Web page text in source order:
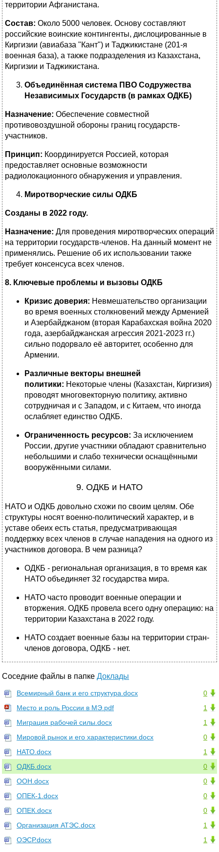
территории Афганистана.
Состав: Около 5000 человек. Основу составляют
российские воинские контингенты, дислоцированные в
Киргизии (авиабаза "Кант") и Таджикистане (201-я
военная база), а также подразделения из Казахстана,
Киргизии и Таджикистана.
Объединённая система ПВО Содружества
Независимых Государств (в рамках ОДКБ)
Назначение: Обеспечение совместной
противовоздушной обороны границ государств-
участников.
Принцип: Координируется Россией, которая
предоставляет основные возможности
радиолокационного обнаружения и управления.
Миротворческие силы ОДКБ
Созданы в 2022 году.
Назначение: Для проведения миротворческих операций
на территории государств-членов. На данный момент не
применялись. Решение об их использовании также
требует консенсуса всех членов.
8. Ключевые проблемы и вызовы ОДКБ
Кризис доверия: Невмешательство организации
во время военных столкновений между Арменией
и Азербайджаном (вторая Карабахская война 2020
года, азербайджанская агрессия 2021-2023 гг.)
сильно подорвало её авторитет, особенно для
Армении.
Различные векторы внешней
политики: Некоторые члены (Казахстан, Киргизия)
проводят многовекторную политику, активно
сотрудничая и с Западом, и с Китаем, что иногда
ослабляет единство ОДКБ.
Ограниченность ресурсов: За исключением
России, другие участники обладают сравнительно
небольшими и слабо технически оснащёнными
вооружёнными силами.
9. ОДКБ и НАТО
НАТО и ОДКБ довольно схожи по своим целям. Обе
структуры носят военно-политический характер, и в
уставе обеих есть статья, предусматривающая
поддержку всех членов в случае нападения на одного из
участников договора. В чем разница?
ОДКБ - региональная организация, в то время как
НАТО объединяет 32 государства мира.
НАТО часто проводит военные операции и
вторжения. ОДКБ провела всего одну операцию: на
территории Казахстана в 2022 году.
НАТО создает военные базы на территории стран-
членов договора, ОДКБ - нет.
Соседние файлы в папке Доклады
0
Всемирный банк и его структура.docx
1
Место и роль России в МЭ.pdf
1
Миграция рабочей силы.docx
0
Мировой рынок и его характеристики.docx
1
НАТО.docx
0
ОДКБ.docx
0
ООН.docx
0
ОПЕК-1.docx
0
ОПЕК.docx
1
Организация АТЭС.docx
1
ОЭСР.docx